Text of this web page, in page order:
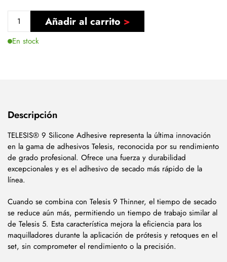
Añadir al carrito
En stock
Descripción
TELESIS® 9 Silicone Adhesive representa la última innovación
en la gama de adhesivos Telesis, reconocida por su rendimiento
de grado profesional. Ofrece una fuerza y durabilidad
excepcionales y es el adhesivo de secado más rápido de la
línea.
Cuando se combina con Telesis 9 Thinner, el tiempo de secado
se reduce aún más, permitiendo un tiempo de trabajo similar al
de Telesis 5. Esta característica mejora la eficiencia para los
maquilladores durante la aplicación de prótesis y retoques en el
set, sin comprometer el rendimiento o la precisión.